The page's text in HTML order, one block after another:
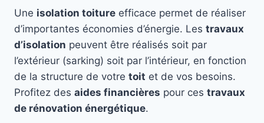
Une isolation toiture efficace permet de réaliser
d’importantes économies d’énergie. Les travaux
d’isolation peuvent être réalisés soit par
l’extérieur (sarking) soit par l’intérieur, en fonction
de la structure de votre toit et de vos besoins.
Profitez des aides financières pour ces travaux
de rénovation énergétique.